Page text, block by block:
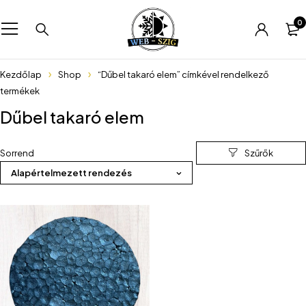
0
Kezdőlap Shop
“Dűbel takaró elem” címkével rendelkező
termékek
Dűbel takaró elem
Sorrend
Alapértelmezett rendezés